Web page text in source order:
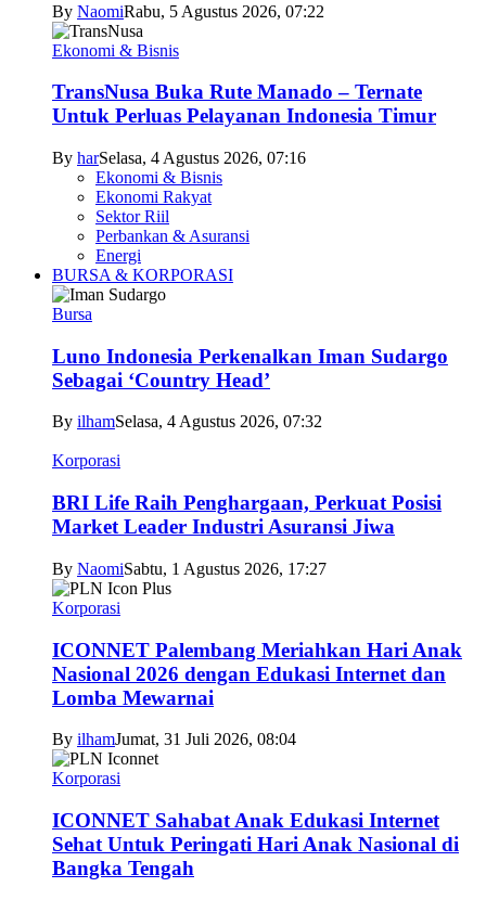
By NaomiRabu, 5 Agustus 2026, 07:22
Ekonomi & Bisnis
TransNusa Buka Rute Manado – Ternate
Untuk Perluas Pelayanan Indonesia Timur
By harSelasa, 4 Agustus 2026, 07:16
Ekonomi & Bisnis
Ekonomi Rakyat
Sektor Riil
Perbankan & Asuransi
Energi
BURSA & KORPORASI
Bursa
Luno Indonesia Perkenalkan Iman Sudargo
Sebagai ‘Country Head’
By ilhamSelasa, 4 Agustus 2026, 07:32
Korporasi
BRI Life Raih Penghargaan, Perkuat Posisi
Market Leader Industri Asuransi Jiwa
By NaomiSabtu, 1 Agustus 2026, 17:27
Korporasi
ICONNET Palembang Meriahkan Hari Anak
Nasional 2026 dengan Edukasi Internet dan
Lomba Mewarnai
By ilhamJumat, 31 Juli 2026, 08:04
Korporasi
ICONNET Sahabat Anak Edukasi Internet
Sehat Untuk Peringati Hari Anak Nasional di
Bangka Tengah